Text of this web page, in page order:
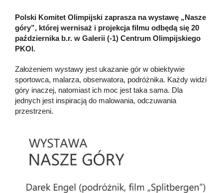
Polski Komitet Olimpijski zaprasza na wystawę „Nasze
góry”, której wernisaż i projekcja filmu odbędą się 20
października b.r. w Galerii (-1) Centrum Olimpijskiego
PKOl.
Założeniem wystawy jest ukazanie gór w obiektywie
sportowca, malarza, obserwatora, podróżnika. Każdy widzi
góry inaczej, natomiast ich moc jest taka sama. Dla
jednych jest inspiracją do malowania, odczuwania
przestrzeni.